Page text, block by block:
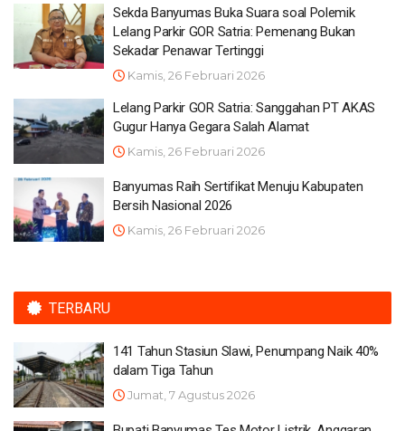
Sekda Banyumas Buka Suara soal Polemik
Lelang Parkir GOR Satria: Pemenang Bukan
Sekadar Penawar Tertinggi
Kamis, 26 Februari 2026
Lelang Parkir GOR Satria: Sanggahan PT AKAS
Gugur Hanya Gegara Salah Alamat
Kamis, 26 Februari 2026
Banyumas Raih Sertifikat Menuju Kabupaten
Bersih Nasional 2026
Kamis, 26 Februari 2026
TERBARU
141 Tahun Stasiun Slawi, Penumpang Naik 40%
dalam Tiga Tahun
Jumat, 7 Agustus 2026